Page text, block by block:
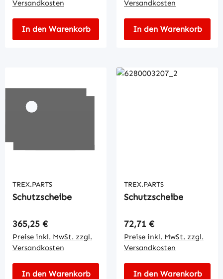
Versandkosten
In den Warenkorb
Versandkosten
In den Warenkorb
TREX.PARTS
Schutzscheibe
Regulärer Preis:
365,25 €
Preise inkl. MwSt. zzgl.
Versandkosten
In den Warenkorb
TREX.PARTS
Schutzscheibe
Regulärer Preis:
72,71 €
Preise inkl. MwSt. zzgl.
Versandkosten
In den Warenkorb